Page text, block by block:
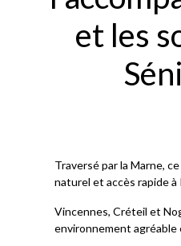
et les
Traversé par la Marne,
naturel et accès rapide à
Vincennes, Créteil et
environnement agréable